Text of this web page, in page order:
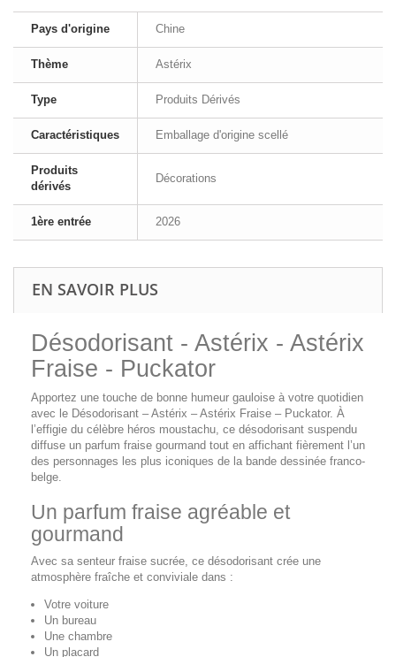
Pays d'origine Chine
Thème Astérix
Type Produits Dérivés
Caractéristiques Emballage d'origine scellé
Produits
dérivés
Décorations
1ère entrée 2026
EN SAVOIR PLUS
Désodorisant - Astérix - Astérix
Fraise - Puckator
Apportez une touche de bonne humeur gauloise à votre quotidien
avec le Désodorisant – Astérix – Astérix Fraise – Puckator. À
l’effigie du célèbre héros moustachu, ce désodorisant suspendu
diffuse un parfum fraise gourmand tout en affichant fièrement l’un
des personnages les plus iconiques de la bande dessinée franco-
belge.
Un parfum fraise agréable et
gourmand
Avec sa senteur fraise sucrée, ce désodorisant crée une
atmosphère fraîche et conviviale dans :
Votre voiture
Un bureau
Une chambre
Un placard